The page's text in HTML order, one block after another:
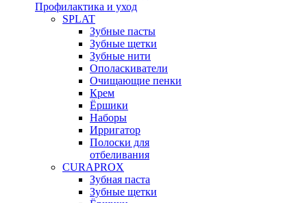
Профилактика и уход
SPLAT
Зубные пасты
Зубные щетки
Зубные нити
Ополаскиватели
Очищающие пенки
Крем
Ёршики
Наборы
Ирригатор
Полоски для
отбеливания
CURAPROX
Зубная паста
Зубные щетки